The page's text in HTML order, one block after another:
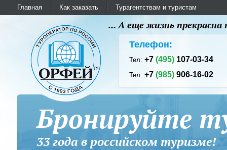
Главная Как заказать Турагентствам и туристам
... А еще жизнь
Телефон:
Тел:+7(495) 107-03-34
Тел:+7(985) 906-16-02
Бронируйте
33 года в российском